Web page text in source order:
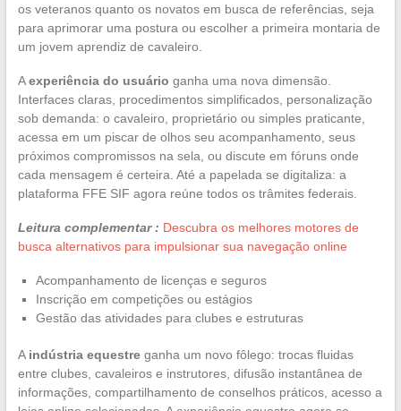
os veteranos quanto os novatos em busca de referências, seja
para aprimorar uma postura ou escolher a primeira montaria de
um jovem aprendiz de cavaleiro.
Aexperiência do usuário ganha uma nova dimensão.
Interfaces claras, procedimentos simplificados, personalização
sob demanda: o cavaleiro, proprietário ou simples praticante,
acessa em um piscar de olhos seu acompanhamento, seus
próximos compromissos na sela, ou discute em fóruns onde
cada mensagem é certeira. Até a papelada se digitaliza: a
plataforma FFE SIF agora reúne todos os trâmites federais.
Leitura complementar : Descubra os melhores motores de
busca alternativos para impulsionar sua navegação online
Acompanhamento de licenças e seguros
Inscrição em competições ou estágios
Gestão das atividades para clubes e estruturas
A indústria equestreganha um novo fôlego: trocas fluidas
entre clubes, cavaleiros e instrutores, difusão instantânea de
informações, compartilhamento de conselhos práticos, acesso a